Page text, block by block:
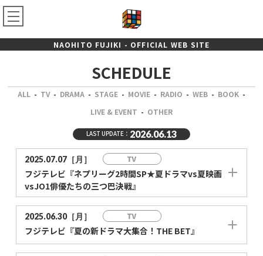
NAOHITO FUJIKI - OFFICIAL WEB SITE
SCHEDULE
ALL - TV - DRAMA - STAGE - MOVIE - RADIO - WEB - BOOK -
LIVE & EVENT - OTHER
LAST UPDATE： 2026.06.13
2025.07.07［月］
フジテレビ『ネプリーグ2時間SP★夏ドラマvs夏映画
vsJO1俳優たちの三つ巴決戦』
2025.06.30［月］
フジテレビ『夏の新ドラマ大集合！THE BET』